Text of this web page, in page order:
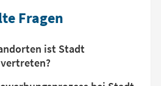
Fragen
ist Stadt